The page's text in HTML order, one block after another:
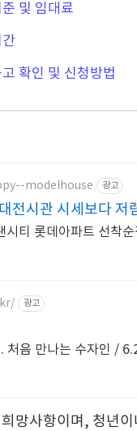
및 임대료
확인 및 신청방법
modelhouse 광고
전시관 시세보다 저
시티 롯데아파트 선착
광고
처음 만나는 수자인 /
망사항이며, 청년